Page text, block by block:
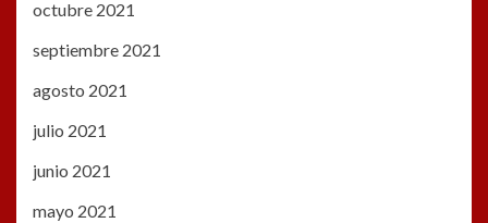
octubre 2021
septiembre 2021
agosto 2021
julio 2021
junio 2021
mayo 2021